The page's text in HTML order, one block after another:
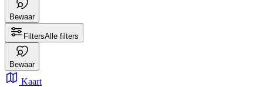
Bewaar
FiltersAlle filters
Bewaar
Kaart